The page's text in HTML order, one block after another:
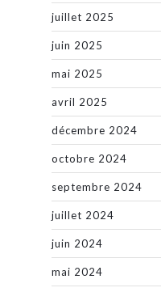
juillet 2025
juin 2025
mai 2025
avril 2025
décembre 2024
octobre 2024
septembre 2024
juillet 2024
juin 2024
mai 2024